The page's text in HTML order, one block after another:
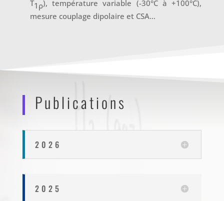
T1ρ), température variable (-30°C à +100°C),
mesure couplage dipolaire et CSA…
Publications
2026
2025